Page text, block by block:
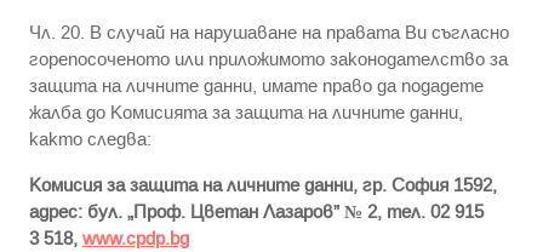
Чл. 20. В случай на нарушаване на правата Ви съгласно
горепосоченото или приложимото законодателство за
защита на личните данни, имате право да подадете
жалба до Комисията за защита на личните данни,
както следва:
Комисия за защита на личните данни, гр. София 1592,
адрес: бул. „Проф. Цветан Лазаров” № 2, тел. 02 915
3 518, www.cpdp.bg